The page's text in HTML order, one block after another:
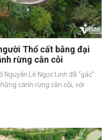
Thổ cất bằng đại
rừng cằn cỗi
Lê Ngọc Linh đã “gác”
cánh rừng cằn cỗi, với